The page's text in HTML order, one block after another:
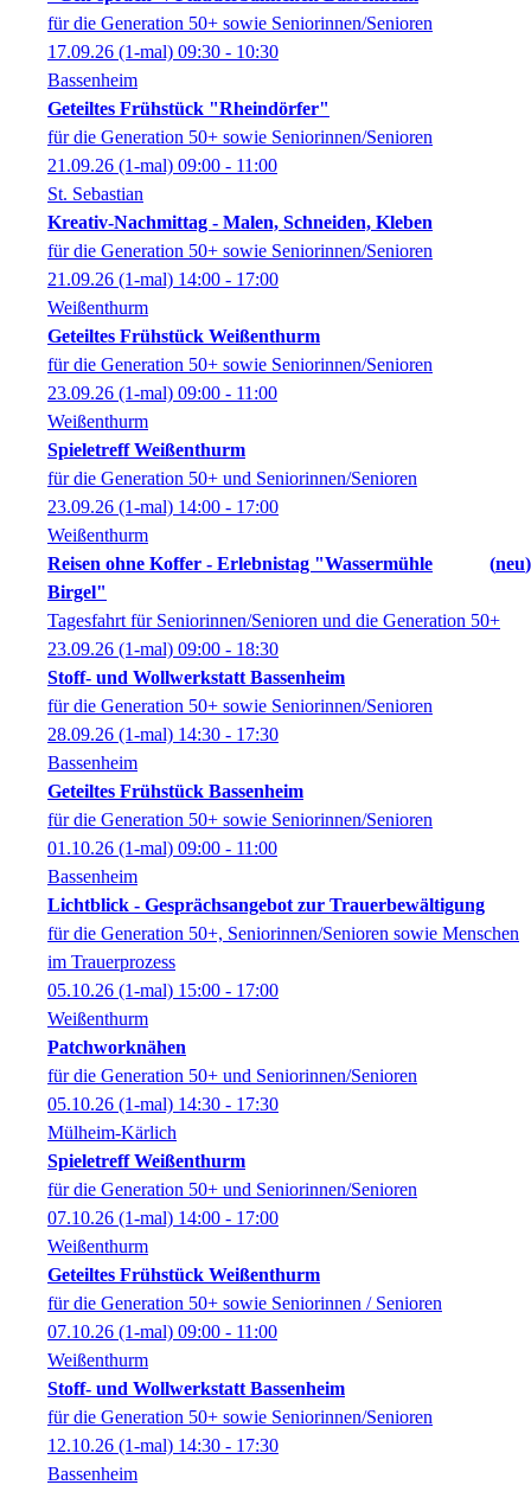
für die Generation 50+ sowie Seniorinnen/Senioren
17.09.26 (1-mal) 09:30 - 10:30
Bassenheim
Geteiltes Frühstück "Rheindörfer"
für die Generation 50+ sowie Seniorinnen/Senioren
21.09.26 (1-mal) 09:00 - 11:00
St. Sebastian
Kreativ-Nachmittag - Malen, Schneiden, Kleben
für die Generation 50+ sowie Seniorinnen/Senioren
21.09.26 (1-mal) 14:00 - 17:00
Weißenthurm
Geteiltes Frühstück Weißenthurm
für die Generation 50+ sowie Seniorinnen/Senioren
23.09.26 (1-mal) 09:00 - 11:00
Weißenthurm
Spieletreff Weißenthurm
für die Generation 50+ und Seniorinnen/Senioren
23.09.26 (1-mal) 14:00 - 17:00
Weißenthurm
Reisen ohne Koffer - Erlebnistag "Wassermühle
Birgel"
neu
Tagesfahrt für Seniorinnen/Senioren und die Generation 50+
23.09.26 (1-mal) 09:00 - 18:30
Stoff- und Wollwerkstatt Bassenheim
für die Generation 50+ sowie Seniorinnen/Senioren
28.09.26 (1-mal) 14:30 - 17:30
Bassenheim
Geteiltes Frühstück Bassenheim
für die Generation 50+ sowie Seniorinnen/Senioren
01.10.26 (1-mal) 09:00 - 11:00
Bassenheim
Lichtblick - Gesprächsangebot zur Trauerbewältigung
für die Generation 50+, Seniorinnen/Senioren sowie Menschen
im Trauerprozess
05.10.26 (1-mal) 15:00 - 17:00
Weißenthurm
Patchworknähen
für die Generation 50+ und Seniorinnen/Senioren
05.10.26 (1-mal) 14:30 - 17:30
Mülheim-Kärlich
Spieletreff Weißenthurm
für die Generation 50+ und Seniorinnen/Senioren
07.10.26 (1-mal) 14:00 - 17:00
Weißenthurm
Geteiltes Frühstück Weißenthurm
für die Generation 50+ sowie Seniorinnen / Senioren
07.10.26 (1-mal) 09:00 - 11:00
Weißenthurm
Stoff- und Wollwerkstatt Bassenheim
für die Generation 50+ sowie Seniorinnen/Senioren
12.10.26 (1-mal) 14:30 - 17:30
Bassenheim